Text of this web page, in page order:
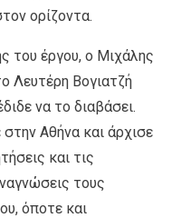
ορίζοντα.
του έργου, ο Μιχάλης
Λευτέρη Βογιατζή
να το διαβάσει.
Αθήνα και άρχισε
και τις
τους
όποτε και